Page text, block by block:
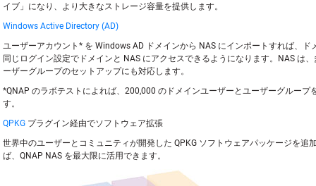
イブ」になり、より大きなストレージ容量を提供します。
Windows Active Directory (AD)
ユーザーアカウント* を Windows AD ドメインから NAS にインポートすれば、ド
同じログイン設定でドメインと NAS にアクセスできるようになります。NAS は
ーザーグループのセットアップにも対応します。
*QNAP のラボテストによれば、200,000 のドメインユーザーとユーザーグループ
す。
QPKG プラグイン経由でソフトウェア拡張
世界中のユーザーとコミュニティが開発した QPKG ソフトウェアパッケージを追
ば、QNAP NAS を最大限に活用できます。